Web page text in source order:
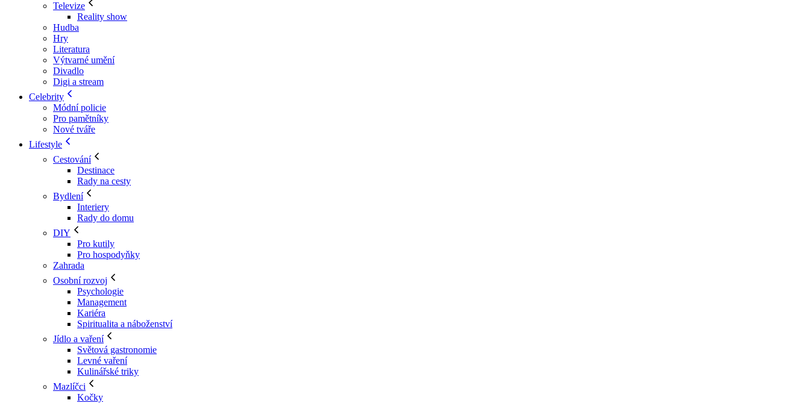
Televize
Reality show
Hudba
Hry
Literatura
Výtvarné umění
Divadlo
Digi a stream
Celebrity
Módní policie
Pro pamětníky
Nové tváře
Lifestyle
Cestování
Destinace
Rady na cesty
Bydlení
Interiery
Rady do domu
DIY
Pro kutily
Pro hospodyňky
Zahrada
Osobní rozvoj
Psychologie
Management
Kariéra
Spiritualita a náboženství
Jídlo a vaření
Světová gastronomie
Levné vaření
Kulinářské triky
Mazlíčci
Kočky